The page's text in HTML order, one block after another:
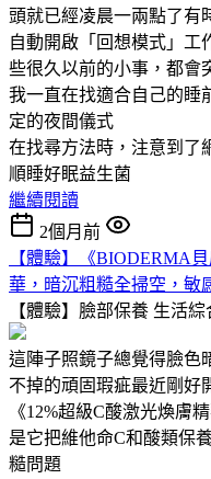
頭就已經凌晨一兩點了有
自動開啟「回想模式」工
些很久以前的小事，都會
我一直在找適合自己的睡
定的夜間儀式
在找尋方法時，注意到了
順睡好眠益生菌
繼續閱讀
2個月前
【體驗】《BIODERMA
華，暗沉粗糙全掃空，敏
【體驗】臉部保養 生活綜
這陣子照鏡子總覺得臉色
不掉的頑固瑕疵最近剛好
《12%超級C酸激光煥膚
是它把維他命C和酸類保
糙問題